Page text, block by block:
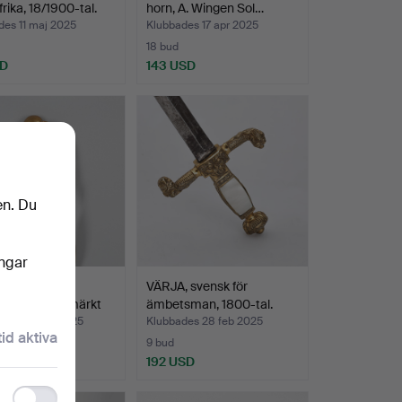
18/1900-tal.
11 maj 2025
horn, A. Wingen Sol…
Klubbades 17 apr 2025
18 bud
143 USD
och balja, märkt
20 mar 2025
VÄRJA, svensk för
ämbetsman, 1800-tal.
Klubbades 28 feb 2025
9 bud
192 USD
Du
aktiva
Functionality